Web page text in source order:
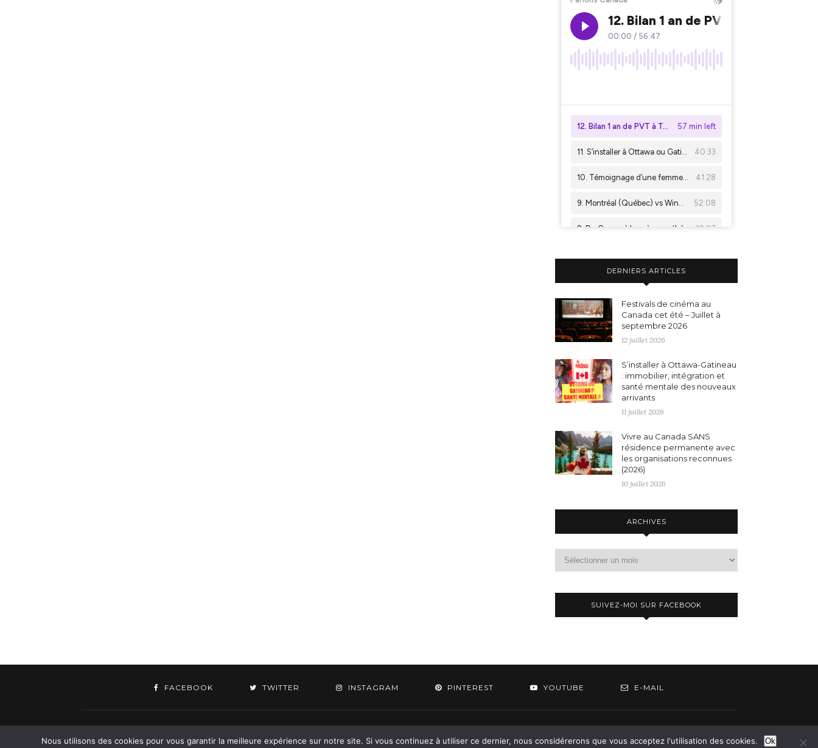
DERNIERS ARTICLES
Festivals de cinéma au
Canada cet été – Juillet à
septembre 2026
12 juillet 2026
S’installer à Ottawa-Gatineau
: immobilier, intégration et
santé mentale des nouveaux
arrivants
11 juillet 2026
Vivre au Canada SANS
résidence permanente avec
les organisations reconnues
(2026)
10 juillet 2026
ARCHIVES
SUIVEZ-MOI SUR FACEBOOK
FACEBOOK TWITTER INSTAGRAM PINTEREST YOUTUBE E-MAIL
Nous utilisons des cookies pour vous garantir la meilleure expérience sur notre site. Si vous continuez à utiliser ce dernier, nous considérerons que vous acceptez l'utilisation des cookies. Ok